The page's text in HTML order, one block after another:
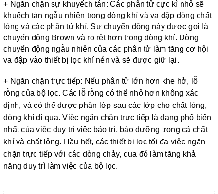
+ Ngăn chặn sự khuyếch tán: Các phân tử cực kì nhỏ sẽ
khuếch tán ngẫu nhiên trong dòng khí và va đập dòng chất
lỏng và các phân tử khí. Sự chuyển động này được gọi là
chuyển động Brown và rõ rệt hơn trong dòng khí. Dòng
chuyển động ngẫu nhiên của các phân tử làm tăng cơ hội
va đập vào thiết bị lọc khí nén và sẽ được giữ lại.
+ Ngăn chặn trực tiếp: Nếu phân tử lớn hơn khe hở, lỗ
rỗng của bộ lọc. Các lỗ rỗng có thể nhỏ hơn không xác
định, và có thể được phân lớp sau các lớp cho chất lỏng,
dòng khí đi qua. Việc ngăn chặn trực tiếp là dạng phổ biến
nhất của việc duy trì việc bảo trì, bảo dưỡng trong cả chất
khí và chất lỏng. Hầu hết, các thiết bị lọc tối đa việc ngăn
chặn trực tiếp với các dòng chảy, qua đó làm tăng khả
năng duy trì làm việc của bộ lọc.